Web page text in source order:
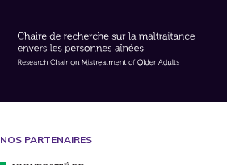
NOS PARTENAIRES